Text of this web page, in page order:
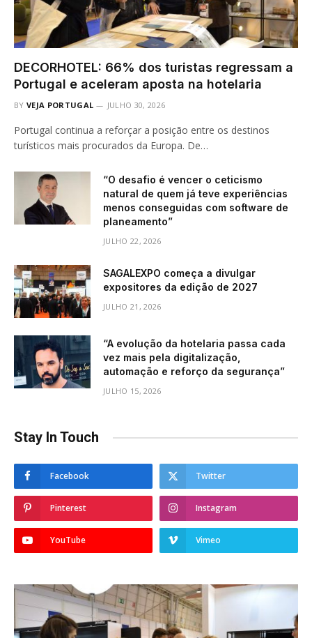
DECORHOTEL: 66% dos turistas regressam a
Portugal e aceleram aposta na hotelaria
BY VEJA PORTUGAL JULHO 30, 2026
Portugal continua a reforçar a posição entre os destinos
turísticos mais procurados da Europa. De…
“O desafio é vencer o ceticismo
natural de quem já teve experiências
menos conseguidas com software de
planeamento”
JULHO 22, 2026
SAGALEXPO começa a divulgar
expositores da edição de 2027
JULHO 21, 2026
“A evolução da hotelaria passa cada
vez mais pela digitalização,
automação e reforço da segurança”
JULHO 15, 2026
Stay In Touch
Facebook Twitter
Pinterest Instagram
YouTube Vimeo